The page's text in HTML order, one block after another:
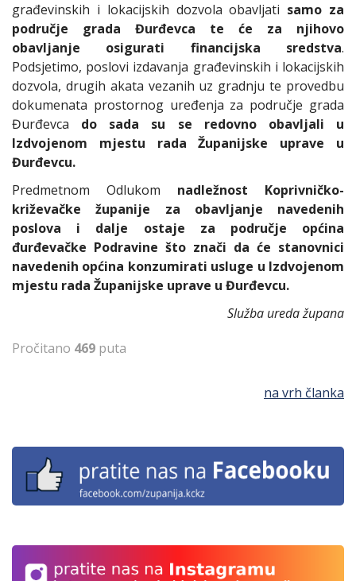
građevinskih i lokacijskih dozvola obavljati samo za
područje grada Đurđevca te će za njihovo
obavljanje osigurati financijska sredstva.
Podsjetimo, poslovi izdavanja građevinskih i lokacijskih
dozvola, drugih akata vezanih uz gradnju te provedbu
dokumenata prostornog uređenja za područje grada
Đurđevca do sada su se redovno obavljali u
Izdvojenom mjestu rada Županijske uprave u
Đurđevcu.
Predmetnom Odlukom nadležnost Koprivničko-
križevačke županije za obavljanje navedenih
poslova i dalje ostaje za područje općina
đurđevačke Podravine što znači da će stanovnici
navedenih općina konzumirati usluge u Izdvojenom
mjestu rada Županijske uprave u Đurđevcu.
Služba ureda župana
Pročitano 469 puta
na vrh članka